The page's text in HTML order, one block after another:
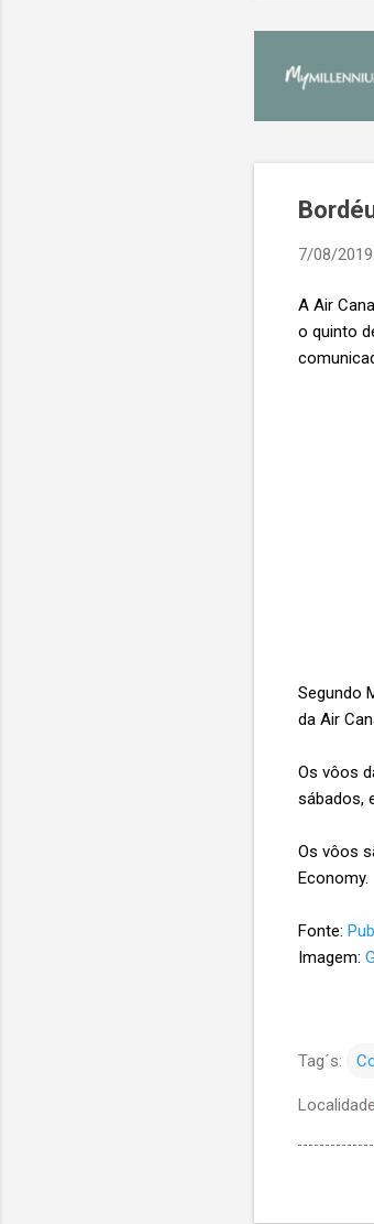
7/08/
A Air
o quinto
Segundo
da Air
Os vôos
sábados,
Os vôos
Economy.
Fonte:
Imagem:
Tag´s: